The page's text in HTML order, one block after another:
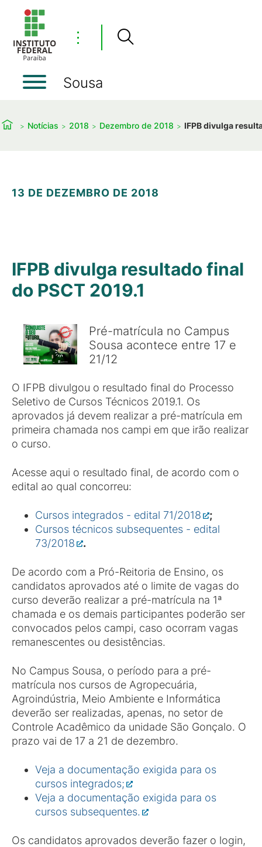
⋮
Sousa
Notícias 2018 Dezembro de 2018 IFPB divulga
13 DE DEZEMBRO DE 2018
IFPB divulga resultado final
do PSCT 2019.1
Pré-matrícula no Campus
Sousa acontece entre 17 e
21/12
O IFPB divulgou o resultado final do Processo
Seletivo de Cursos Técnicos 2019.1. Os
aprovados já devem realizar a pré-matrícula em
primeira chamada nos campi em que irão realizar
o curso.
Acesse aqui o resultado final, de acordo com o
edital ao qual concorreu:
Cursos integrados - edital 71/2018
;
Cursos técnicos subsequentes - edital
73/2018
.
De acordo com a Pró-Reitoria de Ensino, os
candidatos aprovados até o limite de vagas do
curso deverão realizar a pré-matrícula na 1ª
chamada e os demais participantes poderão ser
convocados pelos campi, caso ocorram vagas
remanescentes ou desistências.
No Campus Sousa, o período para a pré-
matrícula nos cursos de Agropecuária,
Agroindústria, Meio Ambiente e Informática
deverão ser realizadas, apenas, no setor de
Controle Acadêmico da unidade São Gonçalo. O
prazo vai de 17 a 21 de dezembro.
Veja a documentação exigida para os
cursos integrados;
Veja a documentação exigida para os
cursos subsequentes.
Os candidatos aprovados deverão fazer o login,